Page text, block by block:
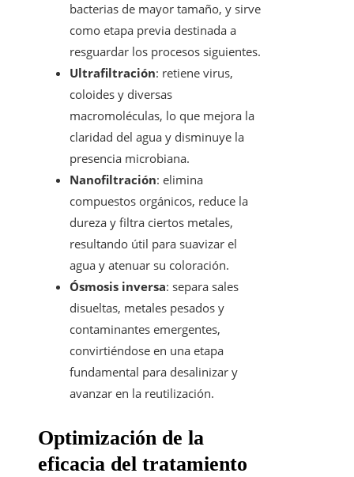
bacterias de mayor tamaño, y sirve
como etapa previa destinada a
resguardar los procesos siguientes.
Ultrafiltración: retiene virus,
coloides y diversas
macromoléculas, lo que mejora la
claridad del agua y disminuye la
presencia microbiana.
Nanofiltración: elimina
compuestos orgánicos, reduce la
dureza y filtra ciertos metales,
resultando útil para suavizar el
agua y atenuar su coloración.
Ósmosis inversa: separa sales
disueltas, metales pesados y
contaminantes emergentes,
convirtiéndose en una etapa
fundamental para desalinizar y
avanzar en la reutilización.
Optimización de la
eficacia del tratamiento